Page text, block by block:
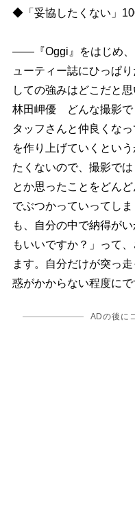
◆「妥協したくない」
――『Oggi』をはじめ、
ューティー誌にひっぱ
しての強みはどこだと思
林田岬優 どんな撮影で
タッフさんと仲良くな
を作り上げていくとい
たくないので、撮影で
とか思ったことをどん
でぶつかっていってし
も、自分の中で納得が
もいいですか？」って
ます。自分だけが突っ
惑がかからない程度にで
ADの後に